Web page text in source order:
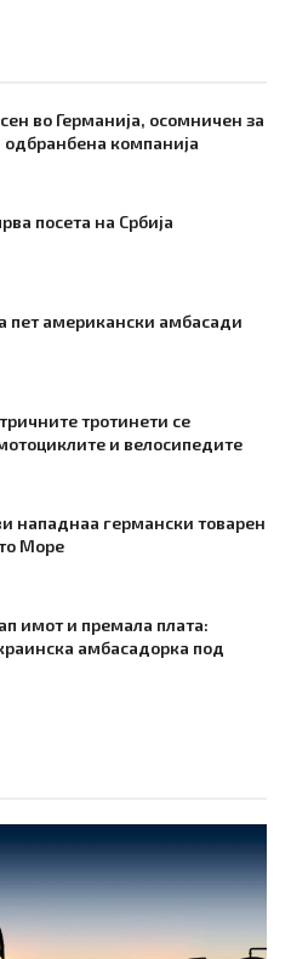
во Германија, осомничен за
компанија
посета на Србија
пет американски амбасади
тротинети се
и велосипедите
нападнаа германски товарен
Море
имот и премала плата:
амбасадорка под